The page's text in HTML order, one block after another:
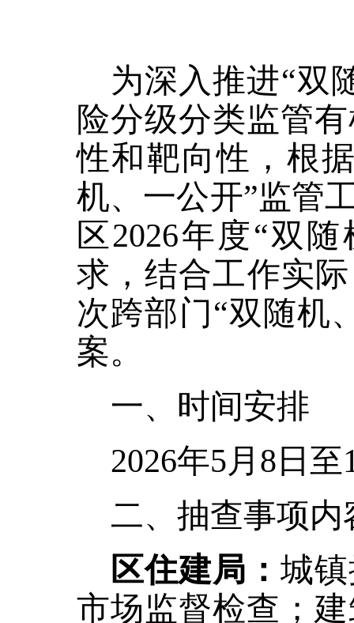
为深入推进“双
险分级分类监管
性和靶向性，根
机、一公开”监管
区2026年度“双
求，结合工作实
次跨部门“双随机
案。
一、时间安排
2026年5月 8 日至
二、抽查事项内
区住建局：城
市场监督检查；